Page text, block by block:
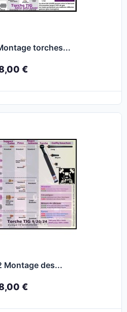
torches...
€
Montage des...
€